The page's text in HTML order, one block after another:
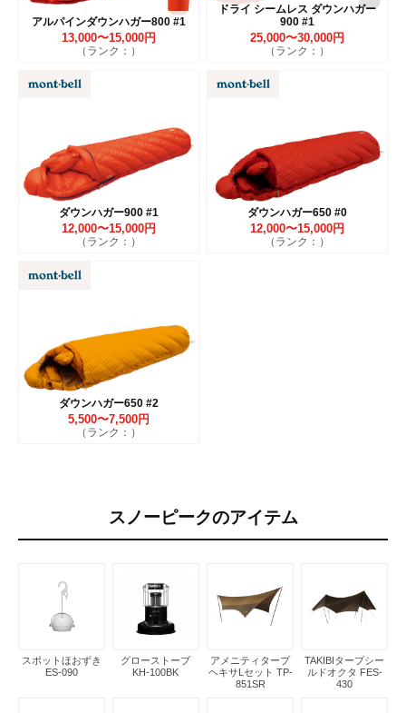
アルパインダウンハガー800 #1
13,000〜15,000円
（ランク：）
ドライ シームレス ダウンハガー
900 #1
25,000〜30,000円
（ランク：）
ダウンハガー900 #1
12,000〜15,000円
（ランク：）
ダウンハガー650 #0
12,000〜15,000円
（ランク：）
ダウンハガー650 #2
5,500〜7,500円
（ランク：）
スノーピークのアイテム
スポットほおずき
ES-090
グローストーブ
KH-100BK
アメニティタープ
ヘキサLセット TP-
851SR
TAKIBIタープシー
ルドオクタ FES-
430